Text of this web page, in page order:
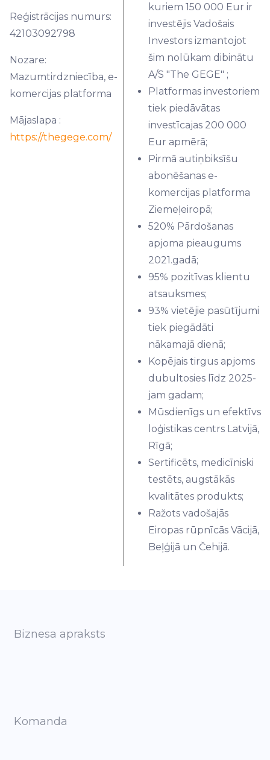
Reģistrācijas numurs:
42103092798
Nozare:
Mazumtirdzniecība, e-
komercijas platforma
Mājaslapa :
https://thegege.com/
kuriem 150 000 Eur ir
investējis Vadošais
Investors izmantojot
šim nolūkam dibinātu
A/S "The GEGE" ;
Platformas investoriem
tiek piedāvātas
investīcajas 200 000
Eur apmērā;
Pirmā autiņbiksīšu
abonēšanas e-
komercijas platforma
Ziemeļeiropā;
520% Pārdošanas
apjoma pieaugums
2021.gadā;
95% pozitīvas klientu
atsauksmes;
93% vietējie pasūtījumi
tiek piegādāti
nākamajā dienā;
Kopējais tirgus apjoms
dubultosies līdz 2025-
jam gadam;
Mūsdienīgs un efektīvs
loģistikas centrs Latvijā,
Rīgā;
Sertificēts, medicīniski
testēts, augstākās
kvalitātes produkts;
Ražots vadošajās
Eiropas rūpnīcās Vācijā,
Beļģijā un Čehijā.
Biznesa apraksts
Komanda